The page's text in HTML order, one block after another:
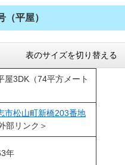
（平屋）
表のサイズを切り替える
屋3DK（74平方メート
市松山町新橋203番地
部リンク＞
年